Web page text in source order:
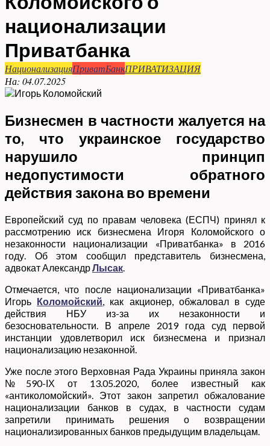
национализации
Приватбанка
НационализацияПриватБанкПРИВАТИЗАЦИЯ
На: 04.07.2025
Бизнесмен в частности жалуется на
то, что украинское государство
нарушило принцип
недопустимости обратного
действия закона во времени
Европейский суд по правам человека (ЕСПЧ) принял к
рассмотрению иск бизнесмена Игоря Коломойского о
незаконности национализации «Приватбанка» в 2016
году. Об этом сообщил представитель бизнесмена,
адвокат Александр Лысак
Отмечается, что после национализации «Приватбанка»
Игорь Коломойский , как акционер, обжаловал в суде
действия НБУ из-за их незаконности и
безосновательности. В апреле 2019 года суд первой
инстанции удовлетворил иск бизнесмена и признал
национализацию незаконной.
Уже после этого Верховная Рада Украины приняла закон
№590-ІХ от 13.05.2020, более известный как
«антиколомойский». Этот закон запретил обжалование
национализации банков в судах, в частности судам
запретили принимать решения о возвращении
национализированных банков предыдущим владельцам.